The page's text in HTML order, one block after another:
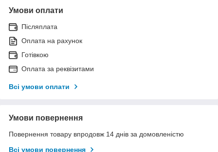
Умови оплати
Післяплата
Оплата на рахунок
Готівкою
Оплата за реквізитами
Всі умови оплати
Умови повернення
Повернення товару впродовж 14 днів за домовленістю
Всі умови повернення